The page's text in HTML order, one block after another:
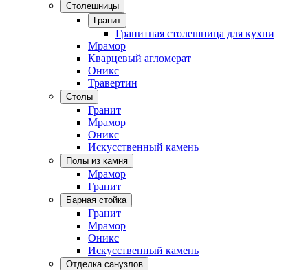
Столешницы
Гранит
Гранитная столешница для кухни
Мрамор
Кварцевый агломерат
Оникс
Травертин
Столы
Гранит
Мрамор
Оникс
Искусственный камень
Полы из камня
Мрамор
Гранит
Барная стойка
Гранит
Мрамор
Оникс
Искусственный камень
Отделка санузлов